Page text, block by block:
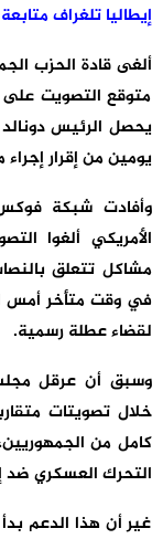
إيطاليا تلغراف متابعة
ألغى قادة الحزب
متوقع التصويت على
يحصل الرئيس
يومين من إقرار
وأفادت شبكة
الأمريكي ألغوا
مشاكل تتعلق
في وقت متأخر أمس
لقضاء عطلة رسمية.
خلال تصويتات
كامل من
التحرك العسكري ضد
غير أن هذا الدعم